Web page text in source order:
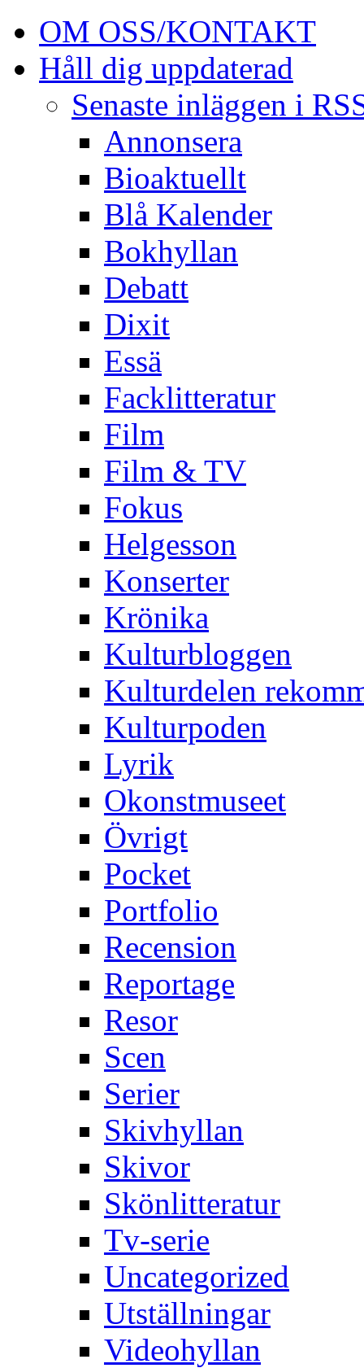
OM OSS/KONTAKT
Håll dig uppdaterad
Senaste inläggen i
Annonsera
Bioaktuellt
Blå Kalender
Bokhyllan
Debatt
Dixit
Essä
Facklitteratur
Film
Film & TV
Fokus
Helgesson
Konserter
Krönika
Kulturbloggen
Kulturdelen
Kulturpoden
Lyrik
Okonstmuseet
Övrigt
Pocket
Portfolio
Recension
Reportage
Resor
Scen
Serier
Skivhyllan
Skivor
Skönlitteratur
Tv-serie
Uncategorized
Utställningar
Videohyllan